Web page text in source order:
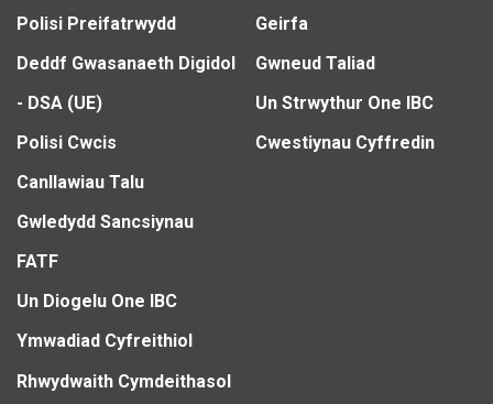
Polisi Preifatrwydd
Deddf Gwasanaeth Digidol
- DSA (UE)
Polisi Cwcis
Canllawiau Talu
Gwledydd Sancsiynau
FATF
Un Diogelu One IBC
Ymwadiad Cyfreithiol
Geirfa
Gwneud Taliad
Un Strwythur One IBC
Cwestiynau Cyffredin
Rhwydwaith Cymdeithasol